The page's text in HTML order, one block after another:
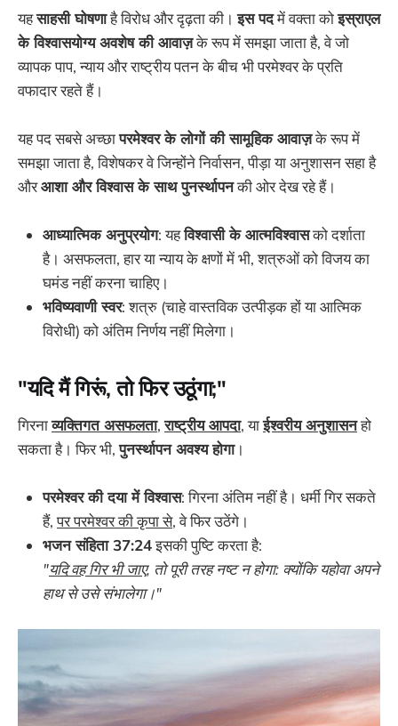
यहसाहसी घोषणाहै विरोध और दृढ़ता की।इस पदमें वक्ता कोइस्राएल
के विश्वासयोग्य अवशेष की आवाज़के रूप में समझा जाता है, वे जो
व्यापक पाप, न्याय और राष्ट्रीय पतन के बीच भी परमेश्वर के प्रति
वफादार रहते हैं।
यह पद सबसे अच्छापरमेश्वर के लोगों की सामूहिक आवाज़के रूप में
समझा जाता है, विशेषकर वे जिन्होंने निर्वासन, पीड़ा या अनुशासन सहा है
औरआशा और विश्वास के साथ पुनर्स्थापनकी ओर देख रहे हैं।
आध्यात्मिक अनुप्रयोग: यहविश्वासी के आत्मविश्वासको दर्शाता
है। असफलता, हार या न्याय के क्षणों में भी, शत्रुओं को विजय का
घमंड नहीं करना चाहिए।
भविष्यवाणी स्वर: शत्रु (चाहे वास्तविक उत्पीड़क हों या आत्मिक
विरोधी) को अंतिम निर्णय नहीं मिलेगा।
"यदि मैं गिरूं, तो फिर उठूंगा;"
गिरनाव्यक्तिगत असफलता,राष्ट्रीय आपदा, याईश्वरीय अनुशासनहो
सकता है। फिर भी,पुनर्स्थापन अवश्य होगा।
परमेश्वर की दया में विश्वास: गिरना अंतिम नहीं है। धर्मी गिर सकते
हैं,पर परमेश्वर की कृपा से, वे फिर उठेंगे।
भजन संहिता 37:24इसकी पुष्टि करता है:
"यदि वह गिर भी जाए, तो पूरी तरह नष्ट न होगा: क्योंकि यहोवा अपने
हाथ से उसे संभालेगा।"